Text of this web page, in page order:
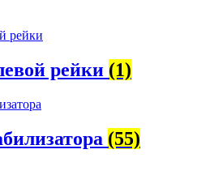
рейки (1)
(55)